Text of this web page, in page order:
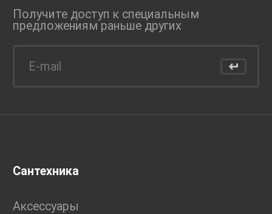
Получите доступ к специальным
предложениям раньше других
Сантехника
Аксессуары